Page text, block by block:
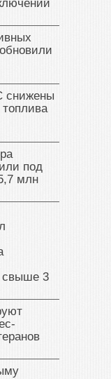
снижены
под
млн
свыше 3